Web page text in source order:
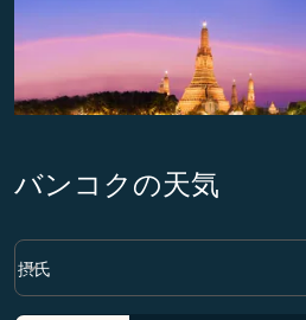
バンコクの天気
Weather unit option 摂氏 Selected
摂氏
keyboard_arrow_down